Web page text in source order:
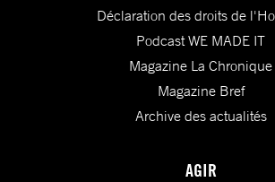
Déclaration des droits de
Podcast WE MADE IT
Magazine La Chronique
Magazine Bref
Archive des actualités
AGIR